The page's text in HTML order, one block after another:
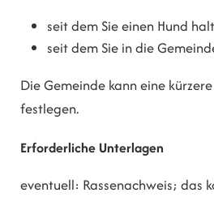
seit dem Sie einen Hund
seit dem Sie in die
Die Gemeinde kann eine
festlegen.
Erforderliche Unterlagen
eventuell: Rassenachweis; das